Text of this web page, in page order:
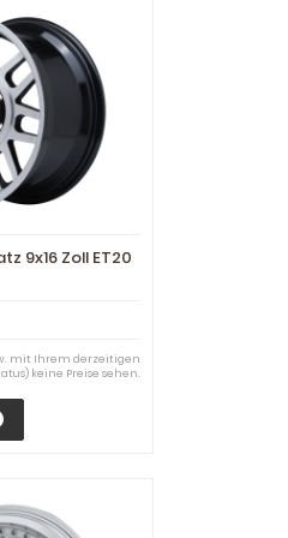
9x16 Zoll ET20
mit Ihrem derzeitigen
keine Preise sehen.